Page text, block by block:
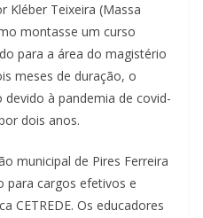
Kléber Teixeira (Massa
montasse um curso
para a área do magistério
meses de duração, o
à pandemia de covid-
dois anos.
municipal de Pires Ferreira
para cargos efetivos e
CETREDE. Os educadores